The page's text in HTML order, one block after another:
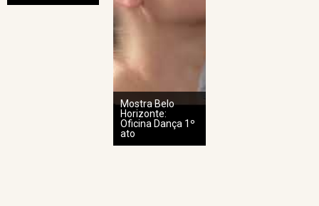
Mostra Belo
Horizonte:
Oficina Dança 1º
ato